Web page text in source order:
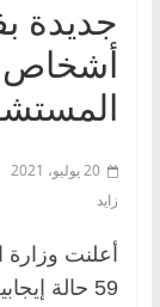
20 يوليو، 2021
زايد
أعلنت وزارة